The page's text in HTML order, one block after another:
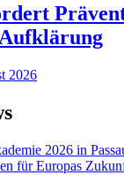
2026
2026 in
für Europas